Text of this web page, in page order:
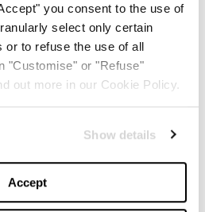
you consent to the use of
select only certain
or to refuse the use of all
"Customise" or "Refuse"
out more in our Cookie Policy.
Show details
Accept
nostra wishlist per i regali
perfetti
LIFESTYLE -DECEMBER 4, 2024
beauty raccontano uno stile
LIFESTYLE